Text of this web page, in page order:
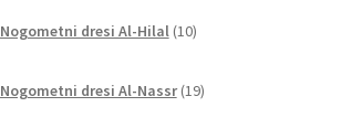
Nogometni dresi Al-Hilal 10izdelkov
Nogometni dresi Al-Nassr 19izdelkov